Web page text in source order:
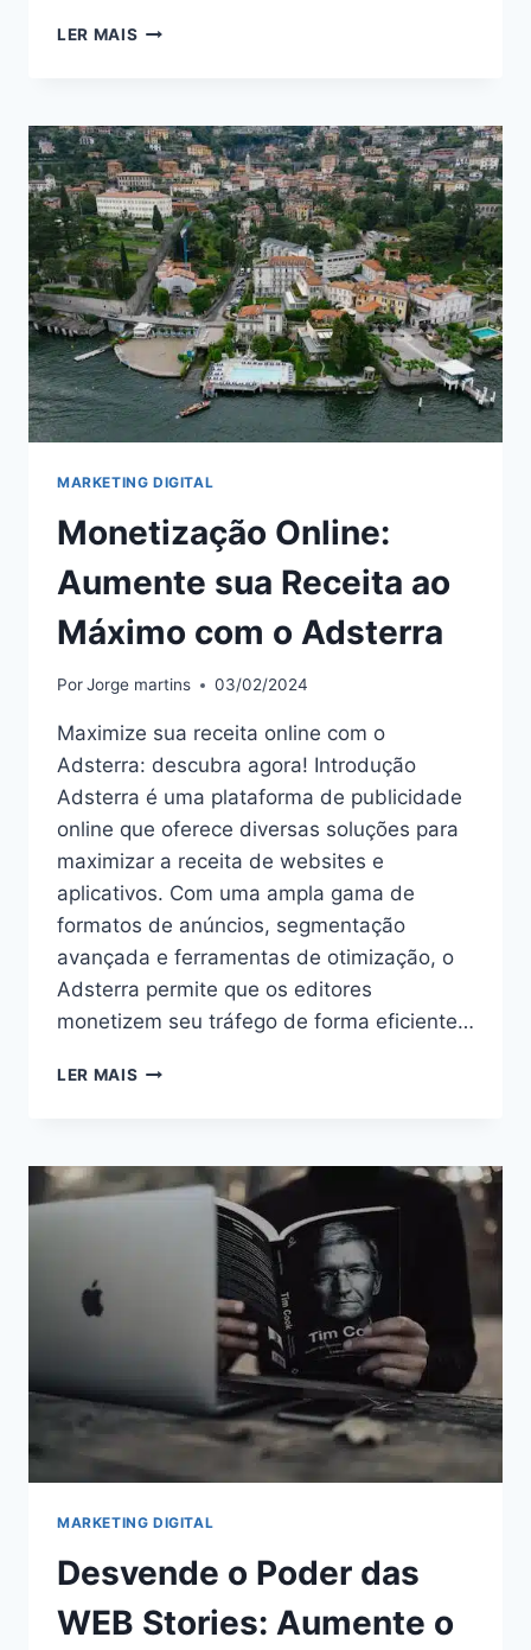
LER MAIS VIVER
2024:
DESCUBRA
COMO
ALCANÇAR
A
INDEPENDÊNCIA
FINANCEIRA
ONLINE
MARKETING DIGITAL
Monetização Online:
Aumente sua Receita ao
Máximo com o Adsterra
PorJorge martins 03/02/2024
Maximize sua receita online com o
Adsterra: descubra agora! Introdução
Adsterra é uma plataforma de publicidade
online que oferece diversas soluções para
maximizar a receita de websites e
aplicativos. Com uma ampla gama de
formatos de anúncios, segmentação
avançada e ferramentas de otimização, o
Adsterra permite que os editores
monetizem seu tráfego de forma eficiente…
LER MAIS MONETIZAÇÃO
RECEITA
AO
ADSTERRA
MARKETING DIGITAL
Desvende o Poder das
WEB Stories: Aumente o